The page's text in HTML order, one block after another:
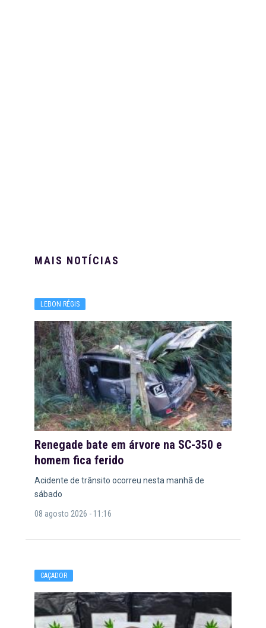
MAIS NOTÍCIAS
LEBON RÉGIS
Renegade bate em árvore na SC-350 e
homem fica ferido
Acidente de trânsito ocorreu nesta manhã de
sábado
08 agosto 2026 - 11:16
CAÇADOR